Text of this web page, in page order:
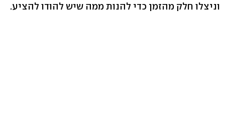
וניצלו חלק מהזמן כדי להנות ממה שיש להודו להציע.